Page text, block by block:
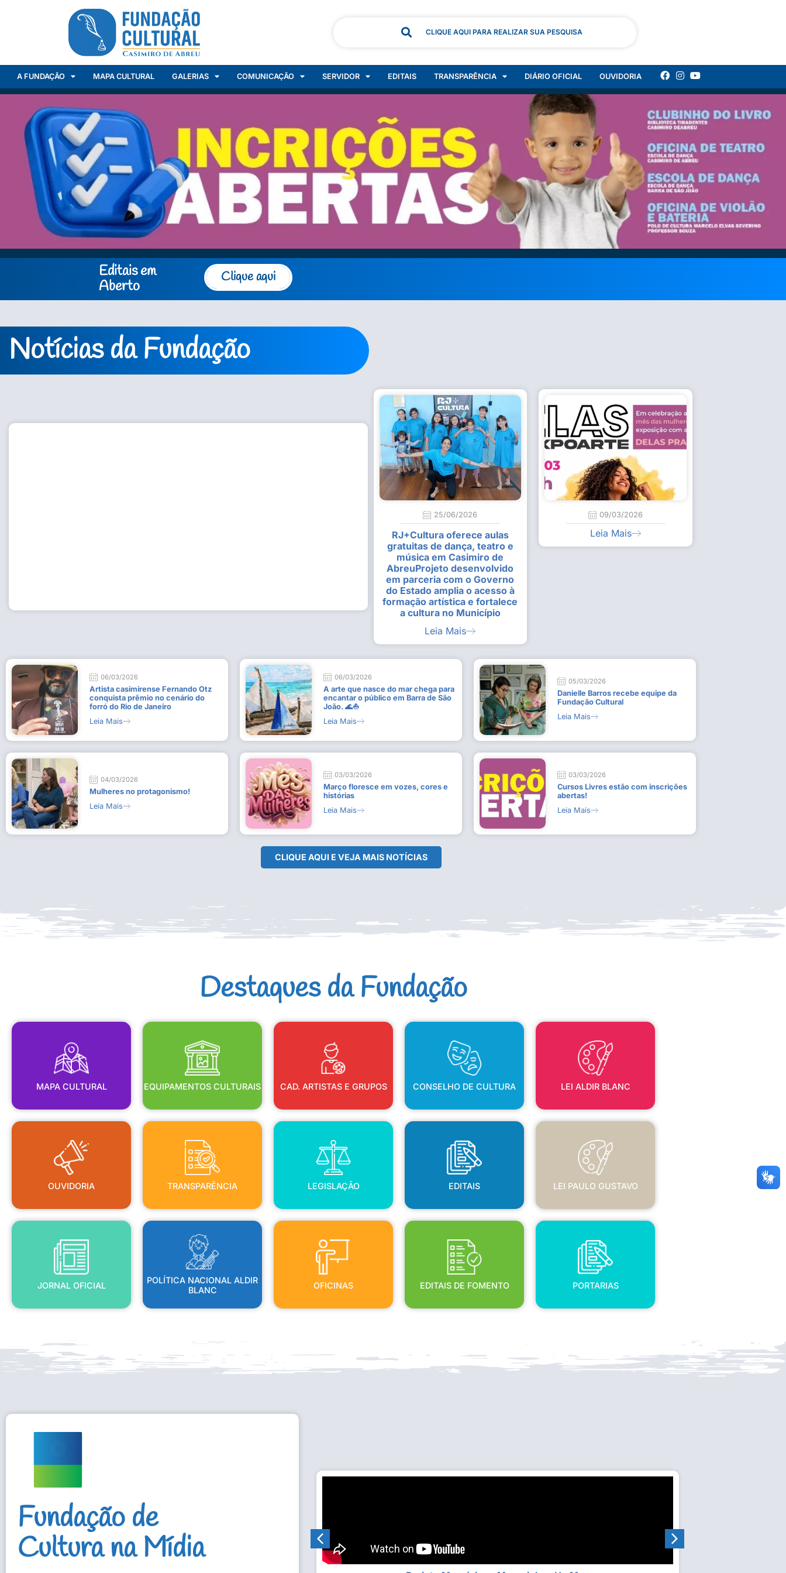
CLIQUE AQUI PARA REALIZAR SUA PESQUISA
A FUNDAÇÃO MAPA CULTURAL GALERIAS COMUNICAÇÃO SERVIDOR EDITAIS TRANSPARÊNCIA DIÁRIO OFICIAL OUVIDORIA
Editais em
Aberto
Clique aqui
Notícias da Fundação
Estudantes vivenciam experiência artística em visita guiada à exposição “Em
Busca do Divino”, em Rio Dourado
9 de julho de 2026
Leia Mais
25/06/2026
RJ+Cultura oferece aulas
gratuitas de dança, teatro e
música em Casimiro de
AbreuProjeto desenvolvido
em parceria com o Governo
do Estado amplia o acesso à
formação artística e fortalece
a cultura no Município
Leia Mais
09/03/2026
Leia Mais
06/03/2026
Artista casimirense Fernando Otz
conquista prêmio no cenário do
forró do Rio de Janeiro
Leia Mais
06/03/2026
A arte que nasce do mar chega para
encantar o público em Barra de São
João. 🌊⛵
Leia Mais
05/03/2026
Danielle Barros recebe equipe da
Fundação Cultural
Leia Mais
04/03/2026
Mulheres no protagonismo!
Leia Mais
03/03/2026
Março floresce em vozes, cores e
histórias
Leia Mais
03/03/2026
Cursos Livres estão com inscrições
abertas!
Leia Mais
CLIQUE AQUI E VEJA MAIS NOTÍCIAS
Destaques da Fundação
MAPA CULTURAL
MAPA CULTURAL
EQUIPAMENTOS CULTURAIS
EQUIPAMENTOS CULTURAIS
CAD. ARTISTAS E GRUPOS
CAD. ARTISTAS E GRUPOS
CONSELHO DE CULTURA
CONSELHO DE CULTURA
LEI ALDIR BLANC
LEI ALDIR BLANC
OUVIDORIA
OUVIDORIA
TRANSPARÊNCIA
TRANSPARÊNCIA
LEGISLAÇÃO
LEGISLAÇÃO
EDITAIS
EDITAIS
LEI PAULO GUSTAVO
LEI PAULO GUSTAVO
JORNAL OFICIAL
JORNAL OFICIAL
POLÍTICA NACIONAL ALDIR
BLANC
POLÍTICA NACIONAL ALDIR
BLANC
OFICINAS
OFICINAS
EDITAIS DE FOMENTO
EDITAIS DE FOMENTO
PORTARIAS
PORTARIAS
Fundação de
Cultura na Mídia